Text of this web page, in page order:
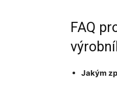
FAQ
Jakým